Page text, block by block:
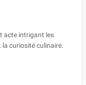
acte intrigant les
curiosité culinaire.